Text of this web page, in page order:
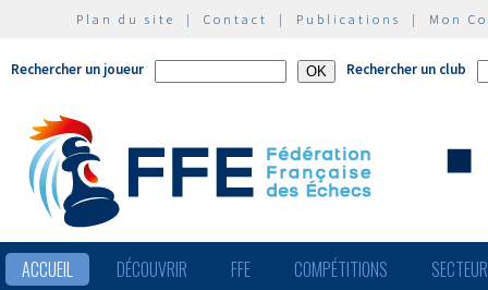
Plan du site | Contact | Publications | Mon
Rechercher un joueur Rechercher un club
ACCUEIL DÉCOUVRIR FFE COMPÉTITIONS